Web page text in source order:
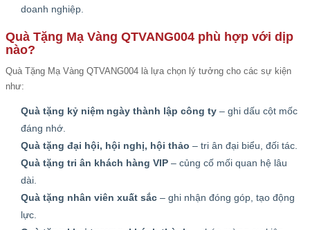
doanh nghiệp.
Quà Tặng Mạ Vàng QTVANG004 phù hợp với dịp
nào?
Quà Tặng Mạ Vàng QTVANG004 là lựa chọn lý tưởng cho các sự kiện
như:
Quà tặng kỷ niệm ngày thành lập công ty – ghi dấu cột mốc
đáng nhớ.
Quà tặng đại hội, hội nghị, hội thảo – tri ân đại biểu, đối tác.
Quà tặng tri ân khách hàng VIP – củng cố mối quan hệ lâu
dài.
Quà tặng nhân viên xuất sắc – ghi nhận đóng góp, tạo động
lực.